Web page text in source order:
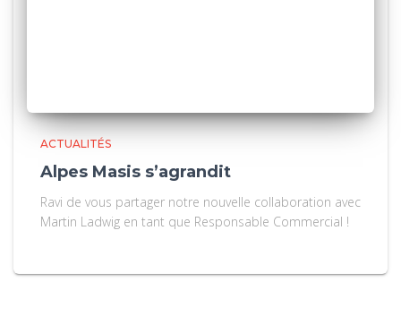
ACTUALITÉS
Alpes Masis s’agrandit
Ravi de vous partager notre nouvelle collaboration avec
Martin Ladwig en tant que Responsable Commercial !